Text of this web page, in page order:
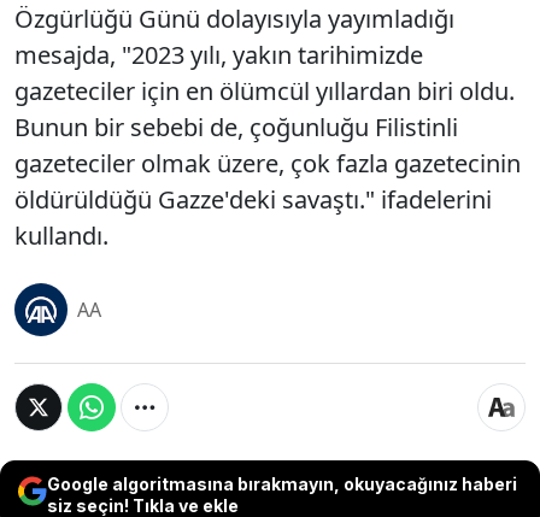
Özgürlüğü Günü dolayısıyla yayımladığı
mesajda, "2023 yılı, yakın tarihimizde
gazeteciler için en ölümcül yıllardan biri oldu.
Bunun bir sebebi de, çoğunluğu Filistinli
gazeteciler olmak üzere, çok fazla gazetecinin
öldürüldüğü Gazze'deki savaştı." ifadelerini
kullandı.
AA
Google algoritmasına bırakmayın, okuyacağınız haberi
siz seçin! Tıkla ve ekle